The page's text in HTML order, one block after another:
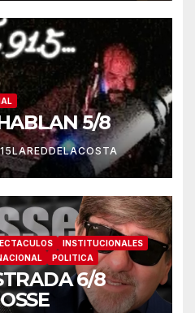
5/8
INSTITUCIONALES
POLITICA
6/8